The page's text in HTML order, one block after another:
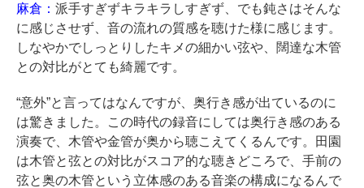
麻倉： 派手すぎずキラキラしすぎず、でも鈍さはそんな
に感じさせず、音の流れの質感を聴けた様に感じます。
しなやかでしっとりしたキメの細かい弦や、闊達な木管
との対比がとても綺麗です。
“意外”と言ってはなんですが、奥行き感が出ているのに
は驚きました。この時代の録音にしては奥行き感のある
演奏で、木管や金管が奥から聴こえてくるんです。田園
は木管と弦との対比がスコア的な聴きどころで、手前の
弦と奥の木管という立体感のある音楽の構成になるんで